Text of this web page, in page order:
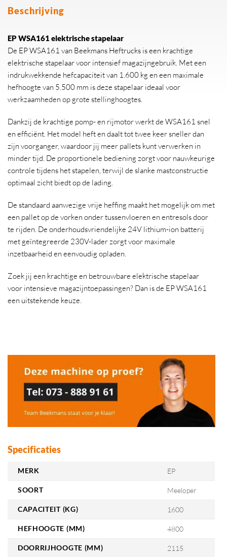
Beschrijving
EP WSA161 elektrische stapelaar
De EP WSA161 van Beekmans Heftrucks is een krachtige
elektrische stapelaar voor intensief magazijngebruik. Met een
indrukwekkende hefcapaciteit van 1.600 kg en een maximale
hefhoogte van 5.500 mm is deze stapelaar ideaal voor
werkzaamheden op grote stellinghoogtes.
Dankzij de krachtige pomp- en rijmotor werkt de WSA161 snel
en efficiënt. Het model heft en daalt tot twee keer sneller dan
zijn voorganger, waardoor jij meer pallets kunt verwerken in
minder tijd. De proportionele bediening zorgt voor nauwkeurige
controle tijdens het stapelen, terwijl de slanke mastconstructie
optimaal zicht biedt op de lading.
De standaard aanwezige vrije heffing maakt het mogelijk om met
een pallet op de vorken onder tussenvloeren en entresols door
te rijden. De onderhoudsvriendelijke 24V lithium-ion batterij
met geïntegreerde 230V-lader zorgt voor maximale
inzetbaarheid en eenvoudig opladen.
Zoek jij een krachtige en betrouwbare elektrische stapelaar
voor intensieve magazijntoepassingen? Dan is de EP WSA161
een uitstekende keuze.
Specificaties
MERK EP
SOORT Meeloper
CAPACITEIT (KG) 1600
HEFHOOGTE (MM) 4800
DOORRIJHOOGTE (MM) 2115